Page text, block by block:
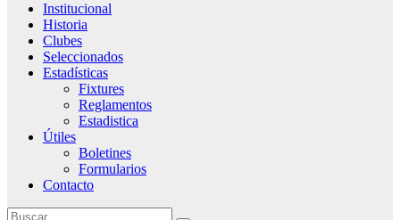
Institucional
Historia
Clubes
Seleccionados
Estadísticas
Fixtures
Reglamentos
Estadistica
Útiles
Boletines
Formularios
Contacto